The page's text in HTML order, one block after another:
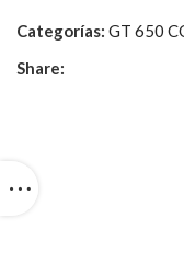
Categorías: GT 650
Share: